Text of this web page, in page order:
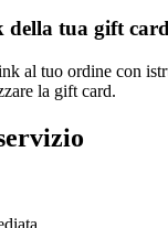
della tua gift
al tuo ordine con
la gift card.